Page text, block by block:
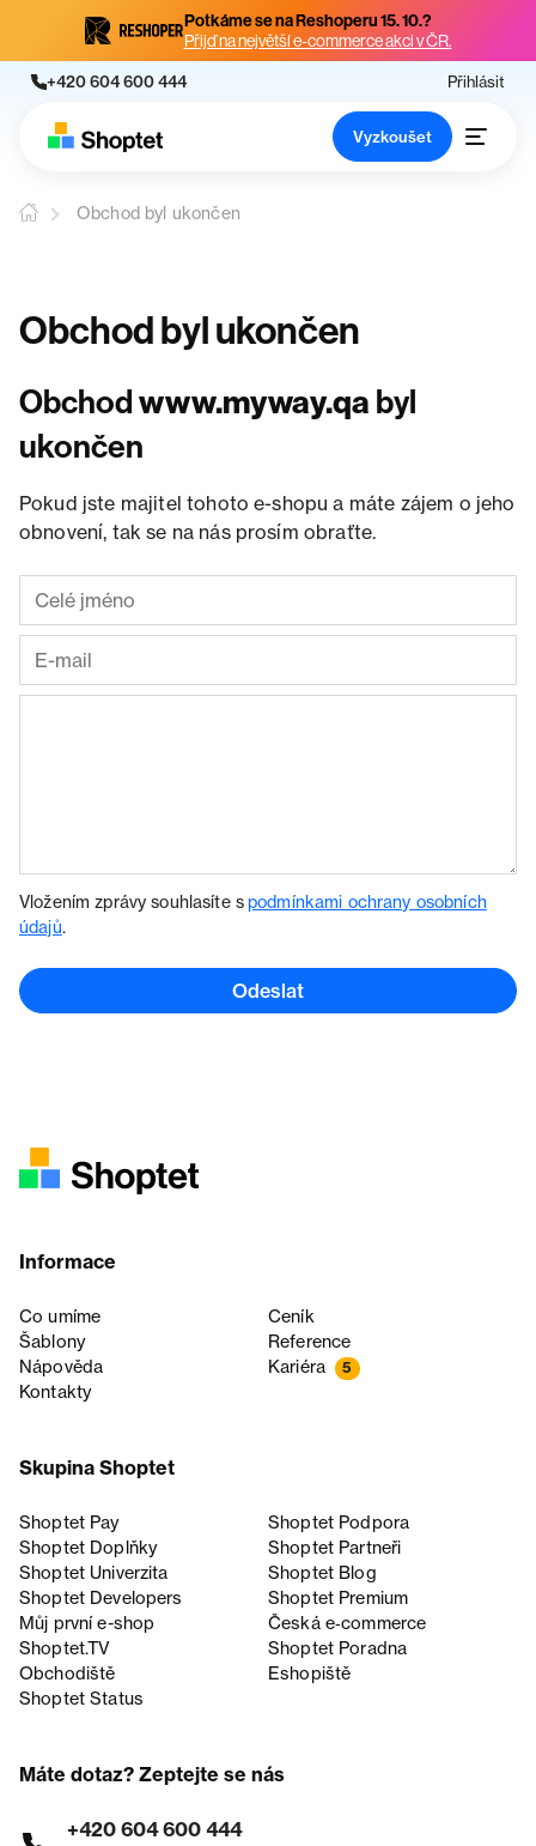
Potkáme se na Reshoperu 15. 10.?
Přijď na největší e-commerce akci v ČR.
+420 604 600 444 Přihlásit
Vyzkoušet
Obchod byl ukončen
Obchod byl ukončen
Obchodwww.myway.qa byl
ukončen
Pokud jste majitel tohoto e-shopu a máte zájem o jeho
obnovení, tak se na nás prosím obraťte.
Vložením zprávy souhlasíte spodmínkami ochrany osobních
údajů.
Odeslat
Informace
Co umíme
Ceník
Šablony
Reference
Nápověda
Kariéra 5
Kontakty
Skupina Shoptet
Shoptet Pay
Shoptet Podpora
Shoptet Doplňky
Shoptet Partneři
Shoptet Univerzita
Shoptet Blog
Shoptet Developers
Shoptet Premium
Můj první e-shop
Česká e‑commerce
Shoptet.TV
Shoptet Poradna
Obchodiště
Eshopiště
Shoptet Status
Máte dotaz? Zeptejte se nás
+420 604 600 444